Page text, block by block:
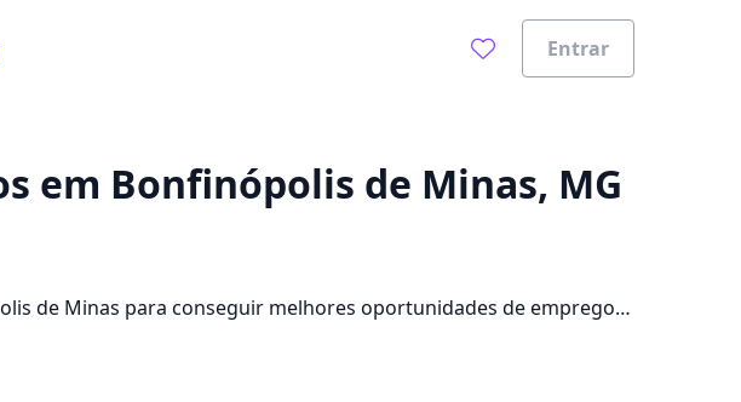
Entrar
em Bonfinópolis de Minas, MG
de Minas para conseguir melhores oportunidades de emprego?